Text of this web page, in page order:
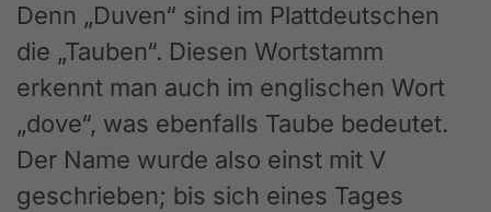
Denn „Duven“ sind im Plattdeutschen
die „Tauben“. Diesen Wortstamm
erkennt man auch im englischen Wort
„dove“, was ebenfalls Taube bedeutet.
Der Name wurde also einst mit V
geschrieben; bis sich eines Tages